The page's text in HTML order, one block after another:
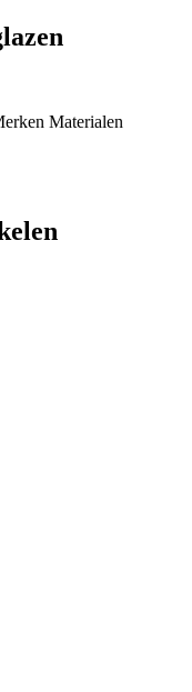
Materialen